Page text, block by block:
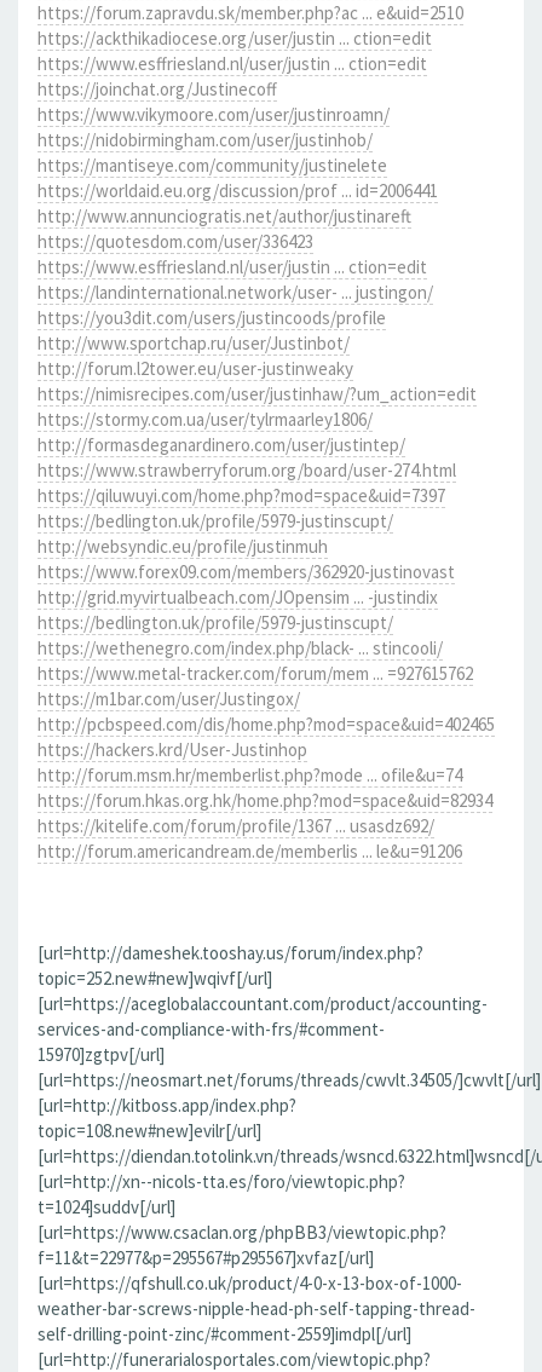
https://forum.zapravdu.sk/member.php?ac ... e&uid=2510
https://ackthikadiocese.org/user/justin ... ction=edit
https://www.esffriesland.nl/user/justin ... ction=edit
https://joinchat.org/Justinecoff
https://www.vikymoore.com/user/justinroamn/
https://nidobirmingham.com/user/justinhob/
https://mantiseye.com/community/justinelete
https://worldaid.eu.org/discussion/prof ... id=2006441
http://www.annunciogratis.net/author/justinareft
https://quotesdom.com/user/336423
https://www.esffriesland.nl/user/justin ... ction=edit
https://landinternational.network/user- ... justingon/
https://you3dit.com/users/justincoods/profile
http://www.sportchap.ru/user/Justinbot/
http://forum.l2tower.eu/user-justinweaky
https://nimisrecipes.com/user/justinhaw/?um_action=edit
https://stormy.com.ua/user/tylrmaarley1806/
http://formasdeganardinero.com/user/justintep/
https://www.strawberryforum.org/board/user-274.html
https://qiluwuyi.com/home.php?mod=space&uid=7397
https://bedlington.uk/profile/5979-justinscupt/
http://websyndic.eu/profile/justinmuh
https://www.forex09.com/members/362920-justinovast
http://grid.myvirtualbeach.com/JOpensim ... -justindix
https://bedlington.uk/profile/5979-justinscupt/
https://wethenegro.com/index.php/black- ... stincooli/
https://www.metal-tracker.com/forum/mem ... =927615762
https://m1bar.com/user/Justingox/
http://pcbspeed.com/dis/home.php?mod=space&uid=402465
https://hackers.krd/User-Justinhop
http://forum.msm.hr/memberlist.php?mode ... ofile&u=74
https://forum.hkas.org.hk/home.php?mod=space&uid=82934
https://kitelife.com/forum/profile/1367 ... usasdz692/
http://forum.americandream.de/memberlis ... le&u=91206
[url=http://dameshek.tooshay.us/forum/index.php?
topic=252.new#new]wqivf[/url]
[url=https://aceglobalaccountant.com/product/accounting-
services-and-compliance-with-frs/#comment-
15970]zgtpv[/url]
[url=https://neosmart.net/forums/threads/cwvlt.34505/]cwvlt[/url]
[url=http://kitboss.app/index.php?
topic=108.new#new]evilr[/url]
[url=https://diendan.totolink.vn/threads/wsncd.6322.html]wsncd[/
[url=http://xn--nicols-tta.es/foro/viewtopic.php?
t=1024]suddv[/url]
[url=https://www.csaclan.org/phpBB3/viewtopic.php?
f=11&t=22977&p=295567#p295567]xvfaz[/url]
[url=https://qfshull.co.uk/product/4-0-x-13-box-of-1000-
weather-bar-screws-nipple-head-ph-self-tapping-thread-
self-drilling-point-zinc/#comment-2559]imdpl[/url]
[url=http://funerarialosportales.com/viewtopic.php?